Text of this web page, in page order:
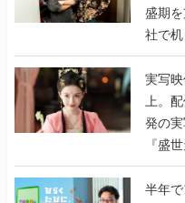
盛期
社で
『
んだ
実写
上。
発の
『盛
うこ
半年で